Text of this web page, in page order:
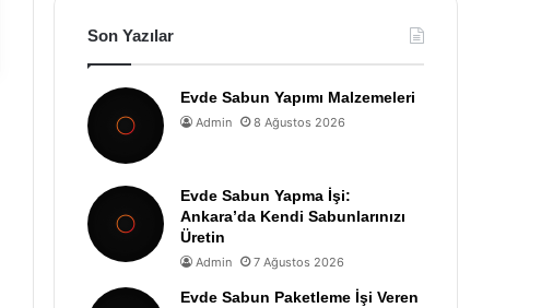
Son Yazılar
Evde Sabun Yapımı Malzemeleri
Admin 8 Ağustos 2026
Evde Sabun Yapma İşi:
Ankara’da Kendi Sabunlarınızı
Üretin
Admin 7 Ağustos 2026
Evde Sabun Paketleme İşi Veren